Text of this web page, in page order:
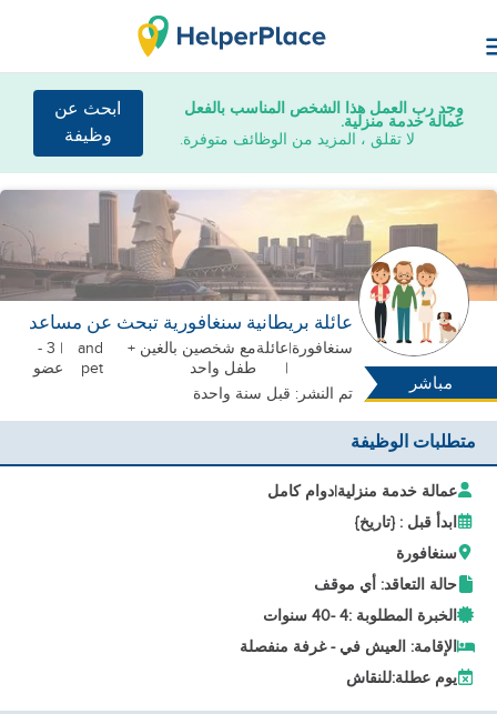
وجد رب العمل هذا الشخص المناسب بالفعل
عمالة خدمة منزلية.
لا تقلق ، المزيد من الوظائف متوفرة.
ابحث عن
وظيفة
مباشر
عائلة بريطانية سنغافورية تبحث عن مساعد
سنغافورة|عائلة
|
مع شخصين بالغين +
طفل واحد
and
pet
| 3 -
عضو
تم النشر: قبل سنة واحدة
متطلبات الوظيفة
عمالة خدمة منزلية|دوام كامل
ابدأ قبل : {تاريخ}
سنغافورة
حالة التعاقد: أي موقف
الخبرة المطلوبة :4 - 40 سنوات
الإقامة: العيش في - غرفة منفصلة
يوم عطلة:للنقاش